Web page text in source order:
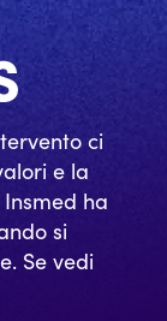
ci
e la
ha
si
Se vedi